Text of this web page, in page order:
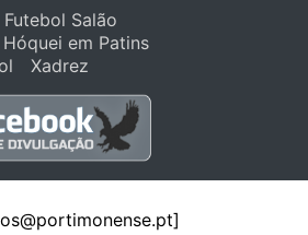
Futebol Salão
Hóquei em Patins
Xadrez
]